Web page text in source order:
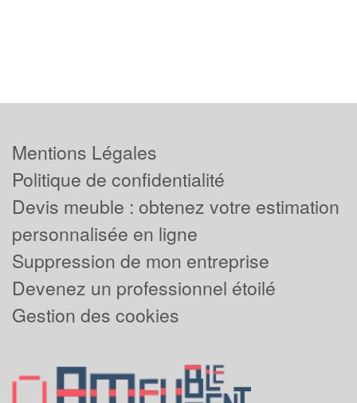
Mentions Légales
Politique de confidentialité
Devis meuble : obtenez votre estimation
personnalisée en ligne
Suppression de mon entreprise
Devenez un professionnel étoilé
Gestion des cookies